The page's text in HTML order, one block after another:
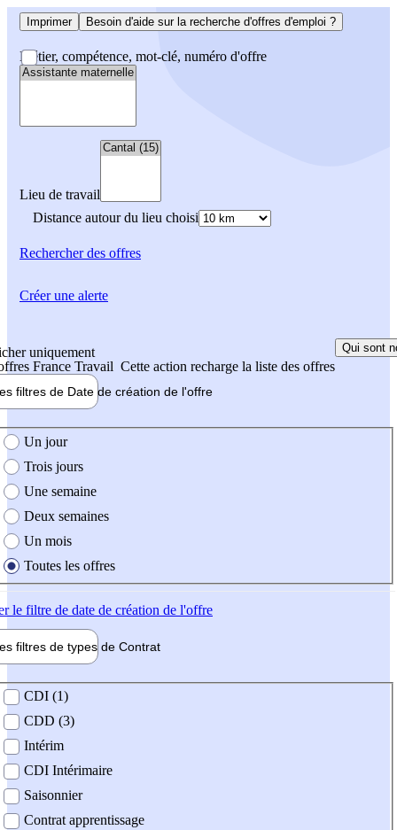
Imprimer Besoin d'aide sur la recherche d'offres d'emploi ?
Métier, compétence, mot-clé, numéro d'offre
Lieu de travail
Distance autour du lieu choisi
Rechercherdes offres
uniquement
France Travail Cette action recharge la liste des offres
Qui sont
filtres de Date de création de l'offre
création de l'offre
Un jour
Trois jours
Une semaine
Deux semaines
Un mois
Toutes les offres
le filtre de date de création de l'offre
filtres de types de Contrat
contrat
CDI (1)
CDD (3)
Intérim
CDI Intérimaire
Saisonnier
Contrat apprentissage
Créer une alerte